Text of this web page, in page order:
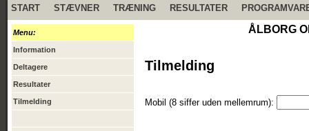
START STÆVNER TRÆNING RESULTATER
Menu:
Information
Deltagere
Resultater
Tilmelding
ÅLBORG
Tilmelding
Mobil (8 siffer uden mellemrum):